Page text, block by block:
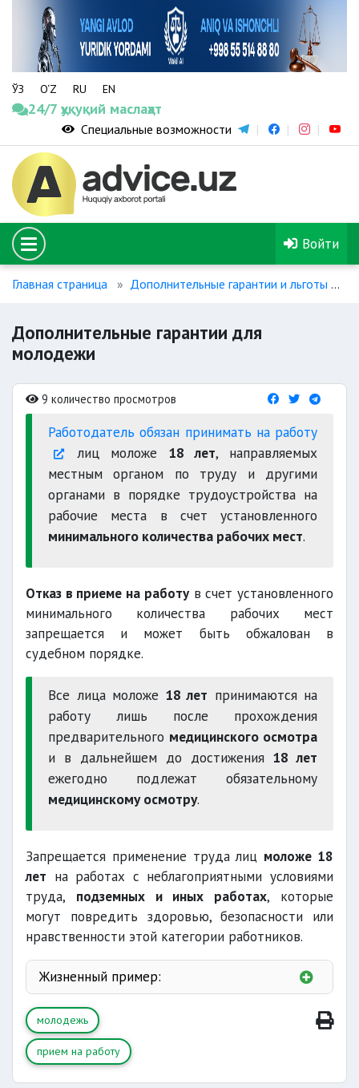
ЎЗ O‘Z RU EN
24/7 ҳуқуқий маслаҳат
Специальные возможности
Войти
Главная страница Дополнительные гарантии и льготы
Дополнительные гарантии для
молодежи
9 количество просмотров
Работодатель обязан принимать на работу
лиц моложе 18 лет, направляемых
местным органом по труду и другими
органами в порядке трудоустройства на
рабочие места в счет установленного
минимального количества рабочих мест.
Отказ в приеме на работув счет установленного
минимального количества рабочих мест
запрещается и может быть обжалован в
судебном порядке.
Все лица моложе 18 лет принимаются на
работу лишь после прохождения
предварительного медицинского осмотра
и в дальнейшем до достижения 18 лет
ежегодно подлежат обязательному
медицинскому осмотру.
Запрещается применение труда лиц моложе 18
лет на работах с неблагоприятными условиями
труда, подземных и иных работах, которые
могут повредить здоровью, безопасности или
нравственности этой категории работников.
Жизненный пример:
молодежь
прием на работу